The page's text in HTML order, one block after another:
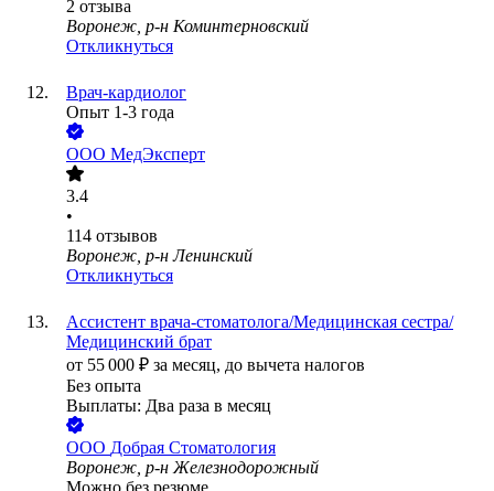
2 отзыва
Воронеж, р-н Коминтерновский
Откликнуться
Врач-кардиолог
Опыт 1-3 года
ООО МедЭксперт
3.4
•
114 отзывов
Воронеж, р-н Ленинский
Откликнуться
Ассистент врача-стоматолога/Медицинская сестра/
Медицинский брат
от 55 000 ₽ за месяц, до вычета налогов
Без опыта
Выплаты: Два раза в месяц
ООО Добрая Стоматология
Воронеж, р-н Железнодорожный